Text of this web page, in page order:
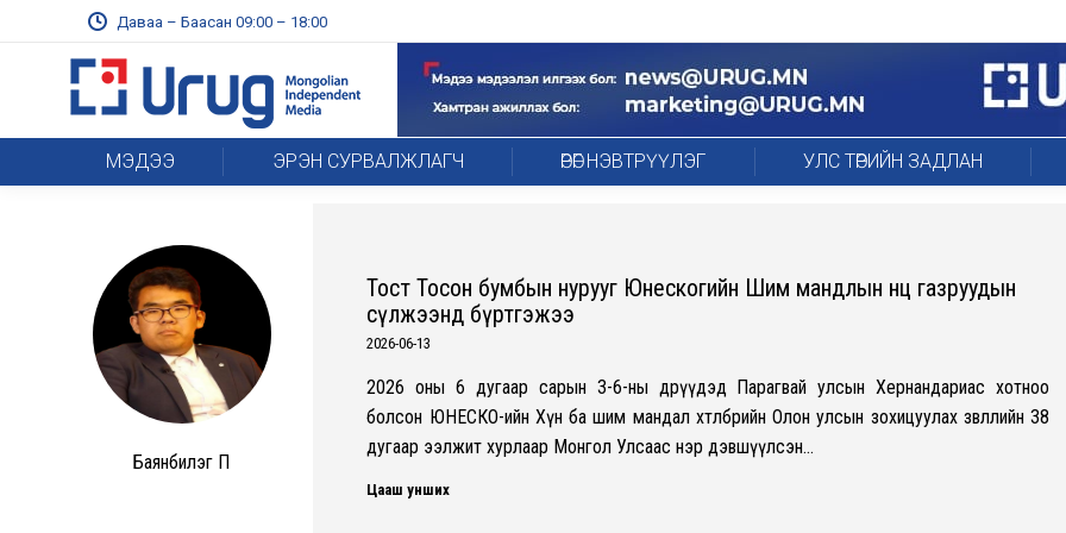
Даваа – Баасан 09:00 – 18:00
МЭДЭЭ ЭРЭН СУРВАЛЖЛАГЧ ӨРӨГ НЭВТРҮҮЛЭГ УЛС ТӨРИЙН ЗАДЛАН
Баянбилэг П
Тост Тосон бумбын нурууг Юнескогийн Шим мандлын нөөц газруудын
сүлжээнд бүртгэжээ
2026-06-13
2026 оны 6 дугаар сарын 3-6-ны өдрүүдэд Парагвай улсын Хернандариас хотноо
болсон ЮНЕСКО-ийн Хүн ба шим мандал хөтөлбөрийн Олон улсын зохицуулах зөвлөлийн 38
дугаар ээлжит хурлаар Монгол Улсаас нэр дэвшүүлсэн…
Цааш унших